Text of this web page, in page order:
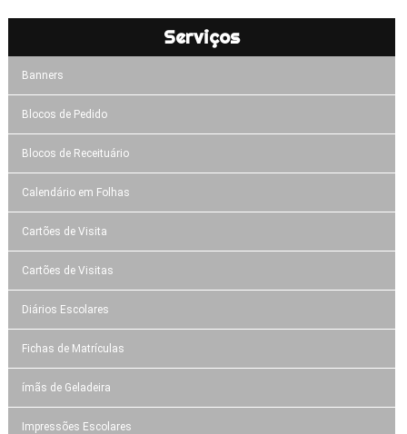
Serviços
Banners
Blocos de Pedido
Blocos de Receituário
Calendário em Folhas
Cartões de Visita
Cartões de Visitas
Diários Escolares
Fichas de Matrículas
ímãs de Geladeira
Impressões Escolares